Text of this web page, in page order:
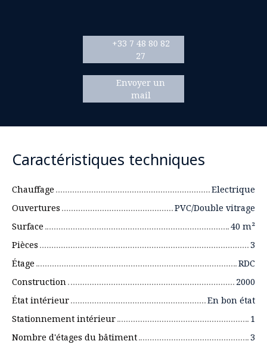
+33 7 48 80 82
27
Envoyer un
mail
Caractéristiques techniques
Chauffage
Electrique
Ouvertures
PVC/Double vitrage
Surface
40 m²
Pièces
3
Étage
RDC
Construction
2000
État intérieur
En bon état
Stationnement intérieur
1
Nombre d'étages du bâtiment
3